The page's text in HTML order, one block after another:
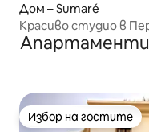
Дом – Sumaré
Красиво студио в
Апартаменти
Избор на гостите
Избор на гостите